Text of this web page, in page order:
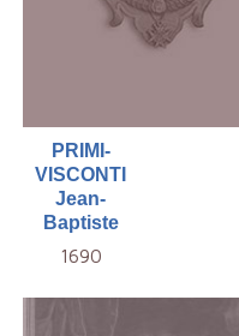
PRIMI-
VISCONTI
Jean-
Baptiste
1690